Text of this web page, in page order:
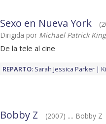
Sexo en Nueva York
Dirigida por Michael Patrick King
De la tele al cine
REPARTO: Sarah Jessica Parker
Bobby Z
(2007) .... Bobby Z